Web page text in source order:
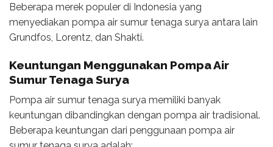
Beberapa merek populer di Indonesia yang
menyediakan pompa air sumur tenaga surya antara lain
Grundfos, Lorentz, dan Shakti.
Keuntungan Menggunakan Pompa Air
Sumur Tenaga Surya
Pompa air sumur tenaga surya memiliki banyak
keuntungan dibandingkan dengan pompa air tradisional.
Beberapa keuntungan dari penggunaan pompa air